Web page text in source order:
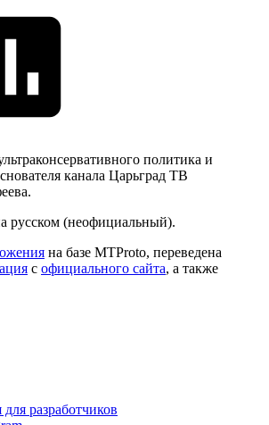
политика и
канала Царьград ТВ
русском (неофициальный).
на базе MTProto, переведена
с официального сайта, а также
разработчиков